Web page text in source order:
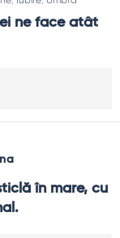
ne face atât
în mare, cu